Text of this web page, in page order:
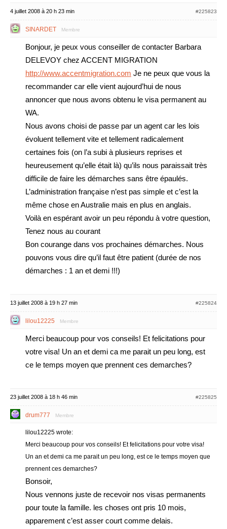
4 juillet 2008 à 20 h 23 min #225823
SINARDET Membre
Bonjour, je peux vous conseiller de contacter Barbara
DELEVOY chez ACCENT MIGRATION
http://www.accentmigration.com Je ne peux que vous la
recommander car elle vient aujourd’hui de nous
annoncer que nous avons obtenu le visa permanent au
WA.
Nous avons choisi de passe par un agent car les lois
évoluent tellement vite et tellement radicalement
certaines fois (on l’a subi à plusieurs reprises et
heureusement qu’elle était là) qu’ils nous paraissait très
difficile de faire les démarches sans être épaulés.
L’administration française n’est pas simple et c’est la
même chose en Australie mais en plus en anglais.
Voilà en espérant avoir un peu répondu à votre question,
Tenez nous au courant
Bon courange dans vos prochaines démarches. Nous
pouvons vous dire qu’il faut être patient (durée de nos
démarches : 1 an et demi !!!)
13 juillet 2008 à 19 h 27 min #225824
lilou12225 Membre
Merci beaucoup pour vos conseils! Et felicitations pour
votre visa! Un an et demi ca me parait un peu long, est
ce le temps moyen que prennent ces demarches?
23 juillet 2008 à 18 h 46 min #225825
drum777 Membre
lilou12225 wrote:
Merci beaucoup pour vos conseils! Et felicitations pour votre visa!
Un an et demi ca me parait un peu long, est ce le temps moyen que
prennent ces demarches?
Bonsoir,
Nous vennons juste de recevoir nos visas permanents
pour toute la famille. les choses ont pris 10 mois,
apparement c’est asser court comme delais.